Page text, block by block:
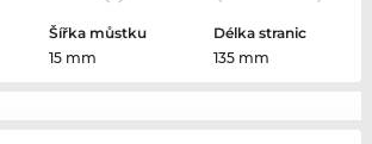
Šířka můstku
15 mm
Délka stranic
135 mm